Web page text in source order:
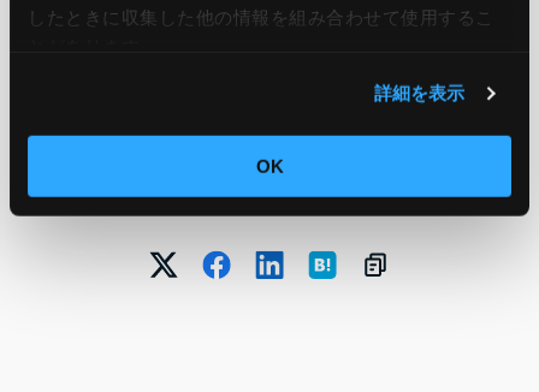
したときに収集した他の情報を組み合わせて使用​​するこ
詳細を表示
OK
引用元：Amazon MSK adds support for Apache